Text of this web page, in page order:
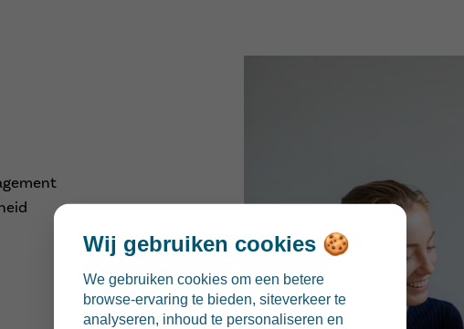
Wij gebruiken cookies 🍪
We gebruiken cookies om een betere
browse-ervaring te bieden, siteverkeer te
analyseren, inhoud te personaliseren en